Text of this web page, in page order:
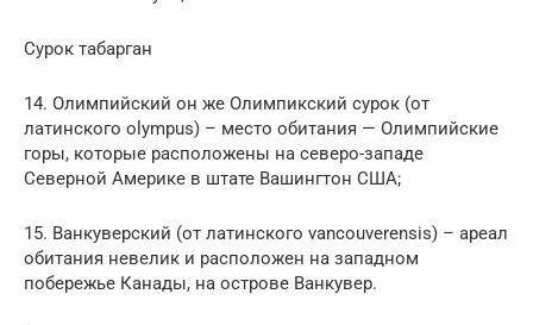
Сурок табарган
14. Олимпийский он же Олимпикский сурок (от
латинского olympus) – место обитания — Олимпийские
горы, которые расположены на северо-западе
Северной Америке в штате Вашингтон США;
15. Ванкуверский (от латинского vancouverensis) – ареал
обитания невелик и расположен на западном
побережье Канады, на острове Ванкувер.